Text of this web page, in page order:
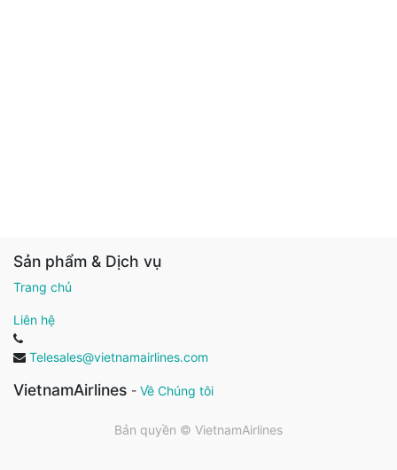
Sản phẩm & Dịch vụ
Trang chủ
Liên hệ
Telesales@vietnamairlines.com
VietnamAirlines - Về Chúng tôi
Bản quyền © VietnamAirlines